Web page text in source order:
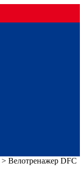
> Велотренажер DFC